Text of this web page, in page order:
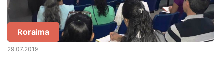
Roraima
29.07.2019